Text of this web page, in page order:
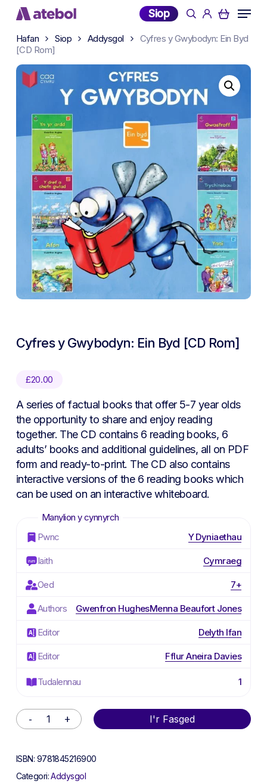
Skip
main
content
Siop searchaccount
Menu
Hafan Siop Addysgol
Cyfres y Gwybodyn: Ein Byd
[CD Rom]
Cyfres y Gwybodyn: Ein Byd [CD Rom]
£20.00
A series of factual books that offer 5-7 year olds
the opportunity to share and enjoy reading
together. The CD contains 6 reading books, 6
adults’ books and additional guidelines, all on PDF
form and ready-to-print. The CD also contains
interactive versions of the 6 reading books which
can be used on an interactive whiteboard.
Pwnc Y Dyniaethau
Iaith Cymraeg
Oed 7+
Authors Gwenfron HughesMenna Beaufort Jones
Editor Delyth Ifan
Editor Fflur Aneira Davies
Tudalennau 1
I'r Fasged
Alternative:
ISBN: 9781845216900
Categori:Addysgol